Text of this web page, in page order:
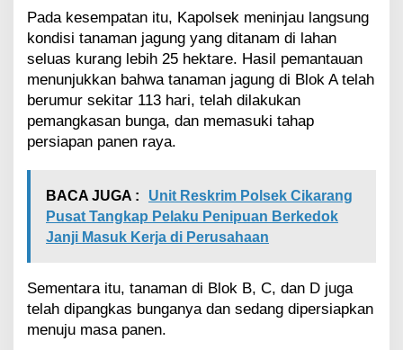
o
g
r
a
m
e
t
a
n
a
n
a
g
a
Pada kesempatan itu, Kapolsek meninjau langsung
kondisi tanaman jagung yang ditanam di lahan
seluas kurang lebih 25 hektare. Hasil pemantauan
menunjukkan bahwa tanaman jagung di Blok A telah
berumur sekitar 113 hari, telah dilakukan
pemangkasan bunga, dan memasuki tahap
persiapan panen raya.
BACA JUGA :
Unit Reskrim Polsek Cikarang
Pusat Tangkap Pelaku Penipuan Berkedok
Janji Masuk Kerja di Perusahaan
Sementara itu, tanaman di Blok B, C, dan D juga
telah dipangkas bunganya dan sedang dipersiapkan
menuju masa panen.